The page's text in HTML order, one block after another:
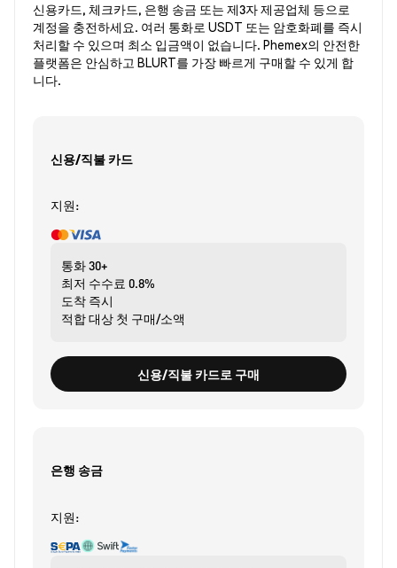
신용카드, 체크카드, 은행 송금 또는 제3자 제공업체 등으로
계정을 충전하세요. 여러 통화로 USDT 또는 암호화폐를 즉시
처리할 수 있으며 최소 입금액이 없습니다. Phemex의 안전한
플랫폼은 안심하고 BLURT를 가장 빠르게 구매할 수 있게 합
니다.
신용/직불 카드
지원:
통화30+
최저 수수료 0.8%
도착 즉시
적합 대상 첫 구매/소액
신용/직불 카드로 구매
은행 송금
지원: